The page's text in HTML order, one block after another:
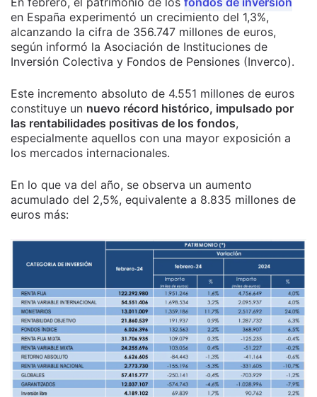
en España experimentó un crecimiento del 1,3%,
alcanzando la cifra de 356.747 millones de euros,
según informó la Asociación de Instituciones de
Inversión Colectiva y Fondos de Pensiones (Inverco).
Este incremento absoluto de 4.551 millones de euros
constituye un nuevo récord histórico, impulsado por
las rentabilidades positivas de los fondos,
especialmente aquellos con una mayor exposición a
los mercados internacionales.
En lo que va del año, se observa un aumento
acumulado del 2,5%, equivalente a 8.835 millones de
euros más: